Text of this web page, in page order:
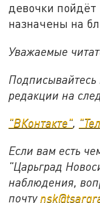
девочки пойдёт
назначены на
Уважаемые
Подписывайтесь
редакции на
"ВКонтакте",
Если вам есть
"Царьград
наблюдения,
почту